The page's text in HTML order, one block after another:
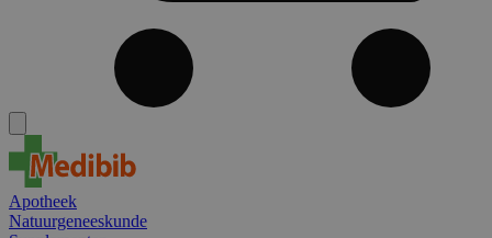
Apotheek
Natuurgeneeskunde